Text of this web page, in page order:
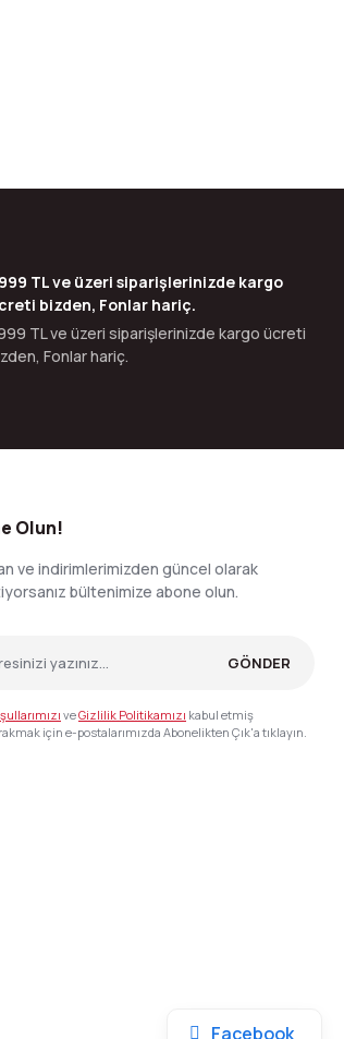
TL ve üzeri siparişlerinizde kargo
bizden, Fonlar hariç.
TL ve üzeri siparişlerinizde kargo ücreti
Fonlar hariç.
Olun!
ve indirimlerimizden güncel olarak
bültenimize abone olun.
GÖNDER
veGizlilik Politikamızı kabul etmiş
için e-postalarımızda Abonelikten Çık'a tıklayın.
Facebook